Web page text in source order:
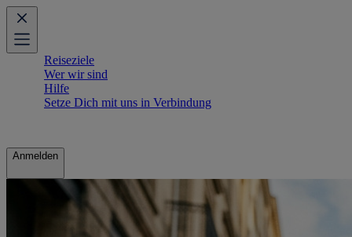
Reiseziele
Wer wir sind
Hilfe
Setze Dich mit uns in Verbindung
Anmelden